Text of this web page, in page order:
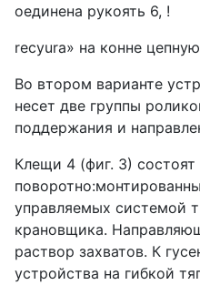
оединена рукоять 6, !
recyura» на конне
Во втором варианте
несет две группы
поддержания и
Клещи 4 (фиг. 3) состоят
управляемых системой
крановщика.
раствор захватов. К
устройства на гибкой